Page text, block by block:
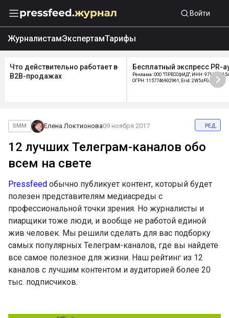
Войти
ЖурналистамЭкспертамТарифы
Что действительно работает в
B2B-продажах
Бесплатный экспресс PR-
Реклама: ООО "ПРЕССФИД", ИНН:
ОГРН: 1157746902961, Erid: 2W5zFGDycPz
SMM Елена Локтионова09 ноября 2017 ред.
12 лучших Телеграм-каналов обо
всем на свете
Pressfeed обычно публикует контент, который будет
полезен представителям медиасреды с
профессиональной точки зрения. Но журналисты и
пиарщики тоже люди, и вообще не работой единой
жив человек. Мы решили сделать для вас подборку
самых популярных Телеграм-каналов, где вы найдете
все самое полезное для жизни. Наш рейтинг из 12
каналов с лучшим контентом и аудиторией более 20
тыс. подписчиков.